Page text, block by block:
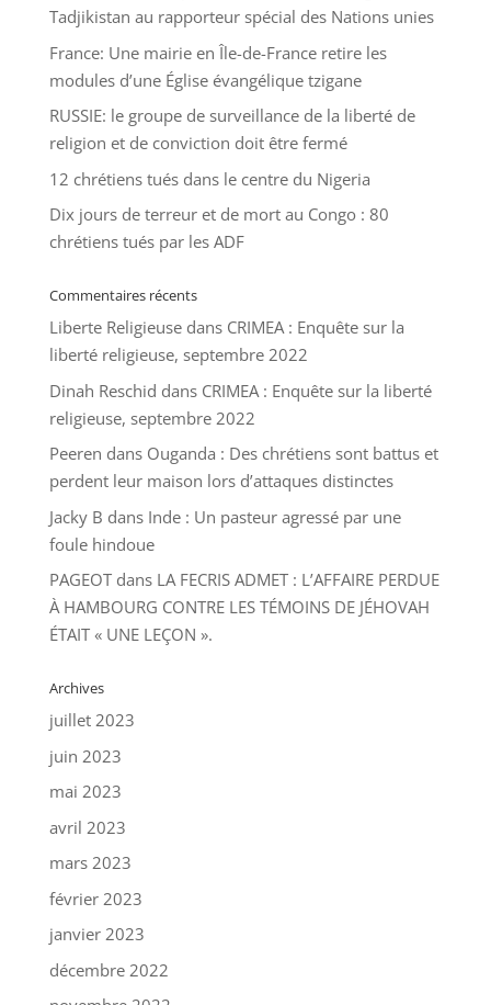
Tadjikistan au rapporteur spécial des Nations unies
France: Une mairie en Île-de-France retire les
modules d’une Église évangélique tzigane
RUSSIE: le groupe de surveillance de la liberté de
religion et de conviction doit être fermé
12 chrétiens tués dans le centre du Nigeria
Dix jours de terreur et de mort au Congo : 80
chrétiens tués par les ADF
Commentaires récents
Liberte Religieusedans CRIMEA : Enquête sur la
liberté religieuse, septembre 2022
Dinah Reschid dans CRIMEA : Enquête sur la liberté
religieuse, septembre 2022
Peeren dans Ouganda : Des chrétiens sont battus et
perdent leur maison lors d’attaques distinctes
Jacky B dans Inde : Un pasteur agressé par une
foule hindoue
PAGEOTdans LA FECRIS ADMET : L’AFFAIRE PERDUE
À HAMBOURG CONTRE LES TÉMOINS DE JÉHOVAH
ÉTAIT « UNE LEÇON ».
Archives
juillet 2023
juin 2023
mai 2023
avril 2023
mars 2023
février 2023
janvier 2023
décembre 2022